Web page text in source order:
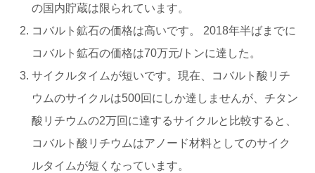
の国内貯蔵は限られています。
コバルト鉱石の価格は高いです。 2018年半ばまでに
コバルト鉱石の価格は70万元/トンに達した。
サイクルタイムが短いです。現在、コバルト酸リチ
ウムのサイクルは500回にしか達しませんが、チタン
酸リチウムの2万回に達するサイクルと比較すると、
コバルト酸リチウムはアノード材料としてのサイク
ルタイムが短くなっています。